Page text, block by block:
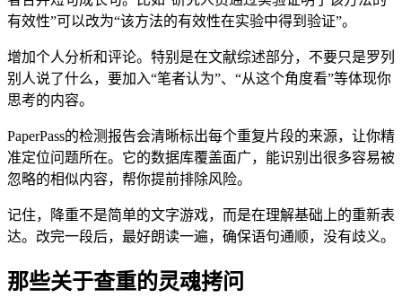
有效性”可以改为“该方法的有效性在实验中得到验证”。
增加个人分析和评论。特别是在文献综述部分，不要只是罗列
别人说了什么，要加入“笔者认为”、“从这个角度看”等体现你
思考的内容。
PaperPass的检测报告会清晰标出每个重复片段的来源，让你精
准定位问题所在。它的数据库覆盖面广，能识别出很多容易被
忽略的相似内容，帮你提前排除风险。
记住，降重不是简单的文字游戏，而是在理解基础上的重新表
达。改完一段后，最好朗读一遍，确保语句通顺，没有歧义。
那些关于查重的灵魂拷问